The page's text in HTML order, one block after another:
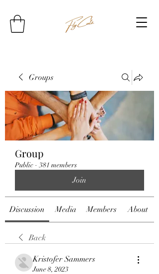
Groups
Group
Public · 381 members
Join
Discussion Media Members About
Back
Kristofer Sammers
June 8, 2023